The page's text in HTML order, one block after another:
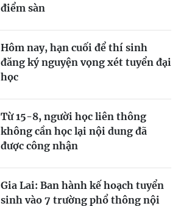
điểm sàn
Hôm nay, hạn cuối để thí sinh
đăng ký nguyện vọng xét tuyển đại
học
Từ 15-8, người học liên thông
không cần học lại nội dung đã
được công nhận
Gia Lai: Ban hành kế hoạch tuyển
sinh vào 7 trường phổ thông nội